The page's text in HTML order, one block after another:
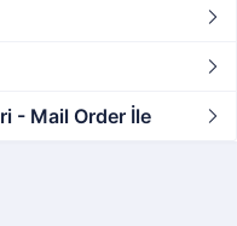
- Mail Order İle